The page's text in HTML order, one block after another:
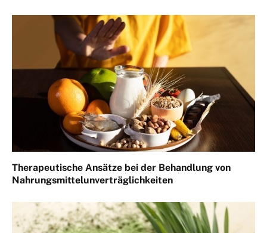
Therapeutische Ansätze bei der Behandlung von
Nahrungsmittelunverträglichkeiten